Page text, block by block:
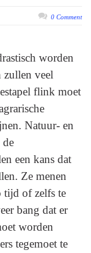
0 Comment
worden
zullen veel
flink moet
Natuur- en
de
een kans dat
Ze menen
tijd of zelfs te
bang dat er
worden
tegemoet te